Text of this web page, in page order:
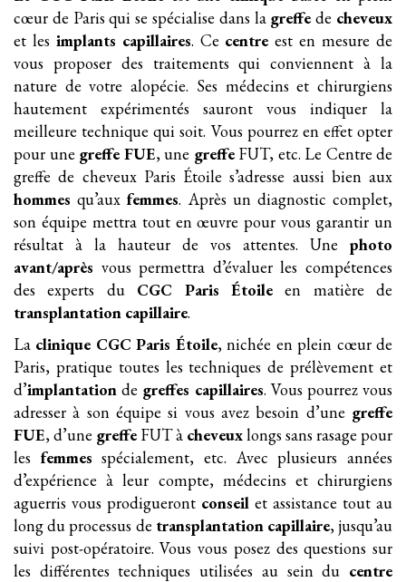
cœur de Paris qui se spécialise dans la greffe de cheveux
et les implants capillaires. Ce centre est en mesure de
vous proposer des traitements qui conviennent à la
nature de votre alopécie. Ses médecins et chirurgiens
hautement expérimentés sauront vous indiquer la
meilleure technique qui soit. Vous pourrez en effet opter
pour une greffe FUE, une greffeFUT, etc. Le Centre de
greffe de cheveux Paris Étoile s’adresse aussi bien aux
hommes qu’auxfemmes. Après un diagnostic complet,
son équipe mettra tout en œuvre pour vous garantir un
résultat à la hauteur de vos attentes. Une photo
avant/après vous permettra d’évaluer les compétences
des experts du CGC Paris Étoileen matière de
transplantation capillaire.
La clinique CGC Paris Étoile, nichée en plein cœur de
Paris, pratique toutes les techniques de prélèvement et
d’implantation de greffes capillaires. Vous pourrez vous
adresser à son équipe si vous avez besoin d’une greffe
FUE, d’une greffe FUT à cheveuxlongs sans rasage pour
les femmes spécialement, etc. Avec plusieurs années
d’expérience à leur compte, médecins et chirurgiens
aguerris vous prodigueront conseil et assistance tout au
long du processus de transplantation capillaire, jusqu’au
suivi post-opératoire. Vous vous posez des questions sur
les différentes techniques utilisées au sein du centre